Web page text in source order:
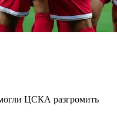
ЦСКА разгромить